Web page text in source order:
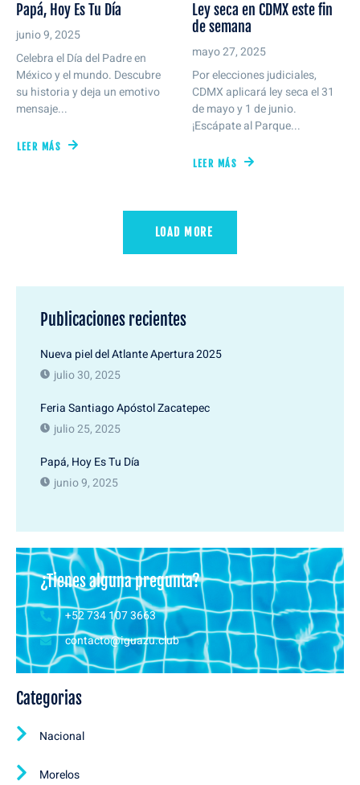
Papá, Hoy Es Tu Día
junio 9, 2025
Celebra el Día del Padre en
México y el mundo. Descubre
su historia y deja un emotivo
mensaje...
LEER MÁS
Ley seca en CDMX este fin
de semana
mayo 27, 2025
Por elecciones judiciales,
CDMX aplicará ley seca el 31
de mayo y 1 de junio.
¡Escápate al Parque...
LEER MÁS
LOAD MORE
Publicaciones recientes
Nueva piel del Atlante Apertura 2025
julio 30, 2025
Feria Santiago Apóstol Zacatepec
julio 25, 2025
Papá, Hoy Es Tu Día
junio 9, 2025
¿Tienes alguna pregunta?
+52 734 107 3663
contacto@iguazu.club
Categorias
Nacional
Morelos